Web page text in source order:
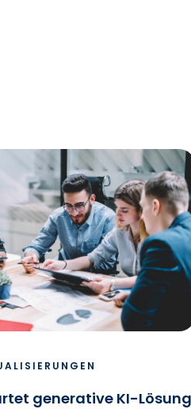
generative KI-Lösung